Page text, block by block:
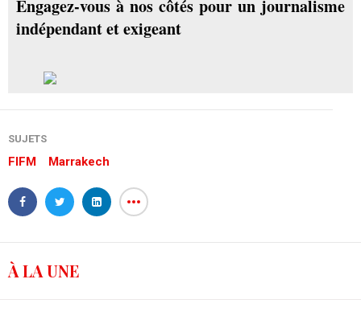
Engagez-vous à nos côtés pour un journalisme
indépendant et exigeant
SUJETS
FIFM Marrakech
À LA UNE